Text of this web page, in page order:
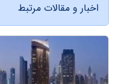
اخبار و مقالات مرتبط